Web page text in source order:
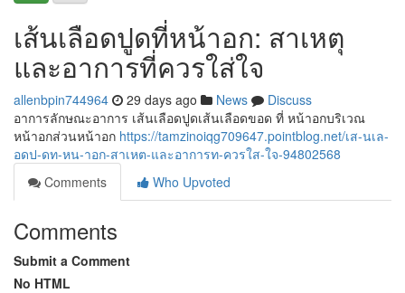
เส้นเลือดปูดที่หน้าอก: สาเหตุ
และอาการที่ควรใส่ใจ
allenbpin744964 29 days ago News
Discuss
อาการลักษณะอาการ เส้นเลือดปูดเส้นเลือดขอด ที่ หน้าอกบริเวณ
หน้าอกส่วนหน้าอก https://tamzinoiqg709647.pointblog.net/เส-นเล-
อดป-ดท-หน-าอก-สาเหต-และอาการท-ควรใส-ใจ-94802568
Comments
Who Upvoted
Comments
Submit a Comment
No HTML